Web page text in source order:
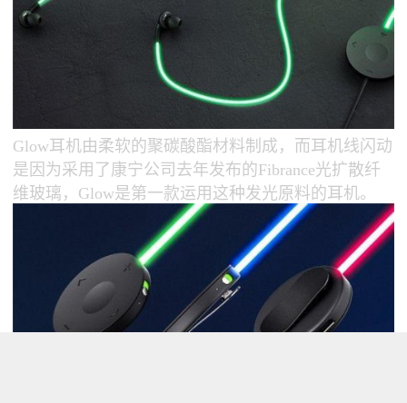
Glow耳机由柔软的聚碳酸酯材料制成，而耳机线闪动
是因为采用了康宁公司去年发布的Fibrance光扩散纤
维玻璃，Glow是第一款运用这种发光原料的耳机。